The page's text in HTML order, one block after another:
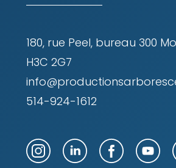
180, rue Peel, bureau 300
H3C 2G7
514-924-1612